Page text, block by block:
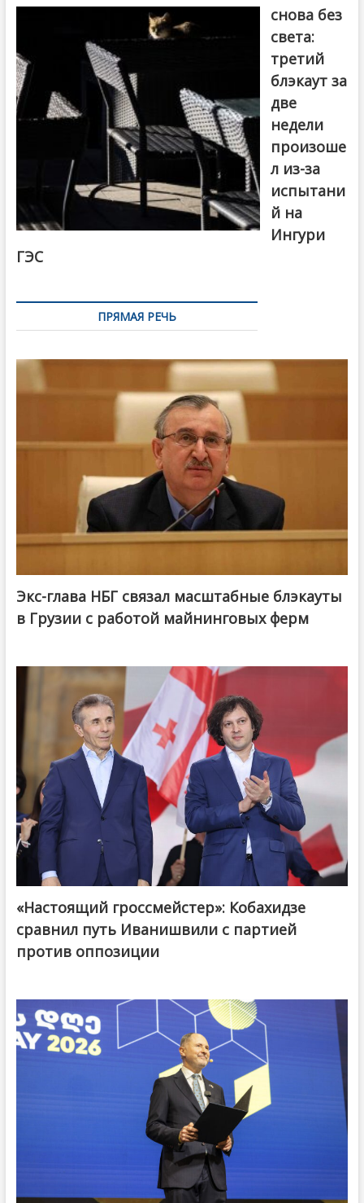
снова без
света:
третий
блэкаут за
две
недели
произоше
л из-за
испытани
й на
Ингури
ГЭС
ПРЯМАЯ РЕЧЬ
Экс-глава НБГ связал масштабные блэкауты
в Грузии с работой майнинговых ферм
@ქართული ოცნება / Georgian Dream
«Настоящий гроссмейстер»: Кобахидзе
сравнил путь Иванишвили с партией
против оппозиции